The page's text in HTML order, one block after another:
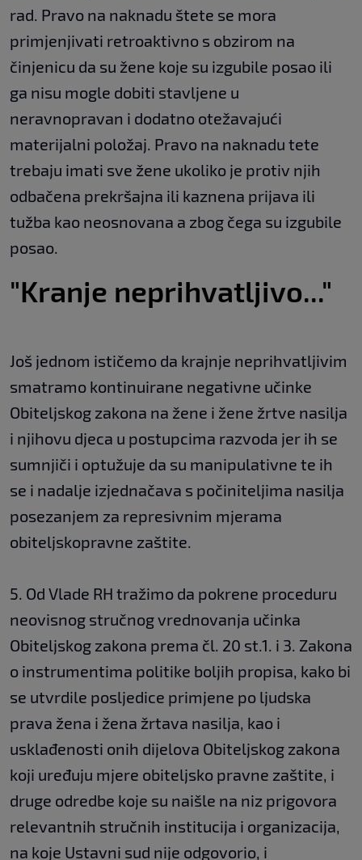
rad. Pravo na naknadu štete se mora
primjenjivati retroaktivno s obzirom na
činjenicu da su žene koje su izgubile posao ili
ga nisu mogle dobiti stavljene u
neravnopravan i dodatno otežavajući
materijalni položaj. Pravo na naknadu tete
trebaju imati sve žene ukoliko je protiv njih
odbačena prekršajna ili kaznena prijava ili
tužba kao neosnovana a zbog čega su izgubile
posao.
"Kranje neprihvatljivo..."
Još jednom ističemo da krajnje neprihvatljivim
smatramo kontinuirane negativne učinke
Obiteljskog zakona na žene i žene žrtve nasilja
i njihovu djeca u postupcima razvoda jer ih se
sumnjiči i optužuje da su manipulativne te ih
se i nadalje izjednačava s počiniteljima nasilja
posezanjem za represivnim mjerama
obiteljskopravne zaštite.
5. Od Vlade RH tražimo da pokrene proceduru
neovisnog stručnog vrednovanja učinka
Obiteljskog zakona prema čl. 20 st.1. i 3. Zakona
o instrumentima politike boljih propisa, kako bi
se utvrdile posljedice primjene po ljudska
prava žena i žena žrtava nasilja, kao i
usklađenosti onih dijelova Obiteljskog zakona
koji uređuju mjere obiteljsko pravne zaštite, i
druge odredbe koje su naišle na niz prigovora
relevantnih stručnih institucija i organizacija,
na koje Ustavni sud nije odgovorio, i